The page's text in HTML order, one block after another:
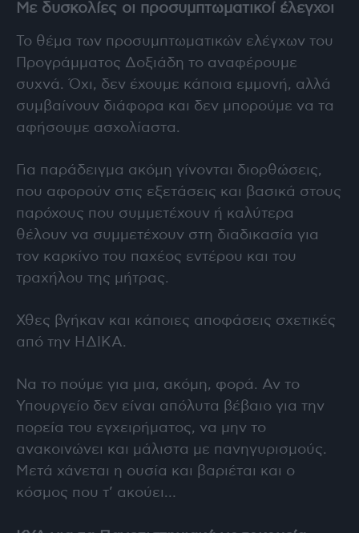
Με δυσκολίες οι προσυμπτωματικοί έλεγχοι
Το θέμα των προσυμπτωματικών ελέγχων του
Προγράμματος Δοξιάδη το αναφέρουμε
συχνά. Όχι, δεν έχουμε κάποια εμμονή, αλλά
συμβαίνουν διάφορα και δεν μπορούμε να τα
αφήσουμε ασχολίαστα.
Για παράδειγμα ακόμη γίνονται διορθώσεις,
που αφορούν στις εξετάσεις και βασικά στους
παρόχους που συμμετέχουν ή καλύτερα
θέλουν να συμμετέχουν στη διαδικασία για
τον καρκίνο του παχέος εντέρου και του
τραχήλου της μήτρας.
Χθες βγήκαν και κάποιες αποφάσεις σχετικές
από την ΗΔΙΚΑ.
Να το πούμε για μια, ακόμη, φορά. Αν το
Υπουργείο δεν είναι απόλυτα βέβαιο για την
πορεία του εγχειρήματος, να μην το
ανακοινώνει και μάλιστα με πανηγυρισμούς.
Μετά χάνεται η ουσία και βαριέται και ο
κόσμος που τ’ ακούει…